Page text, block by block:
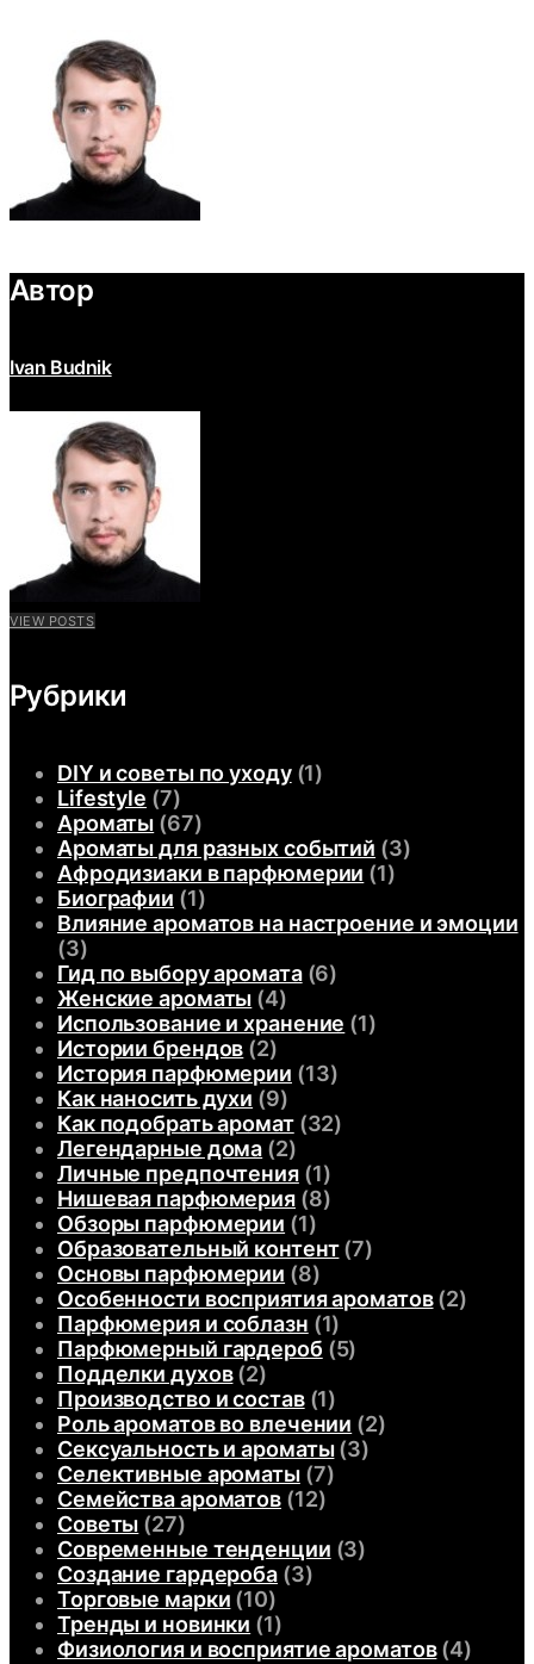
Автор
Ivan Budnik
VIEW POSTS
Рубрики
DIY и советы по уходу(1)
Lifestyle (7)
Ароматы (67)
Ароматы для разных событий (3)
Афродизиаки в парфюмерии (1)
Биографии (1)
Влияние ароматов на настроение и эмоции
(3)
Гид по выбору аромата(6)
Женские ароматы (4)
Использование и хранение (1)
Истории брендов (2)
История парфюмерии (13)
Как наносить духи (9)
Как подобрать аромат(32)
Легендарные дома (2)
Личные предпочтения(1)
Нишевая парфюмерия(8)
Обзоры парфюмерии (1)
Образовательный контент(7)
Основы парфюмерии (8)
Особенности восприятия ароматов(2)
Парфюмерия и соблазн (1)
Парфюмерный гардероб (5)
Подделки духов(2)
Производство и состав(1)
Роль ароматов во влечении (2)
Сексуальность и ароматы(3)
Селективные ароматы(7)
Семейства ароматов(12)
Советы (27)
Современные тенденции (3)
Создание гардероба(3)
Торговые марки (10)
Тренды и новинки (1)
Физиология и восприятие ароматов(4)